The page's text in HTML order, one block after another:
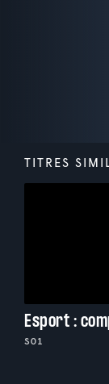
TITRES
Esport :
S01